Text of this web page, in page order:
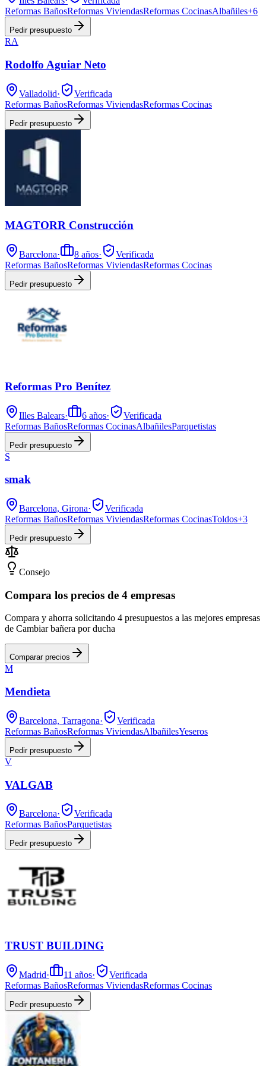
Reformas BañosReformas ViviendasReformas CocinasAlbañiles+6
Pedir presupuesto
RA
Rodolfo Aguiar Neto
Valladolid·
Verificada
Reformas BañosReformas ViviendasReformas Cocinas
Pedir presupuesto
MAGTORR Construcción
Barcelona· 8 años·
Verificada
Reformas BañosReformas ViviendasReformas Cocinas
Pedir presupuesto
Reformas Pro Benítez
Illes Balears· 6 años·
Verificada
Reformas BañosReformas CocinasAlbañilesParquetistas
Pedir presupuesto
S
smak
Barcelona, Girona·
Verificada
Reformas BañosReformas ViviendasReformas CocinasToldos+3
Pedir presupuesto
Consejo
Compara los precios de 4 empresas
Compara y ahorra solicitando 4 presupuestos a las mejores empresas
de Cambiar bañera por ducha
Comparar precios
M
Mendieta
Barcelona, Tarragona·
Verificada
Reformas BañosReformas ViviendasAlbañilesYeseros
Pedir presupuesto
V
VALGAB
Barcelona·
Verificada
Reformas BañosParquetistas
Pedir presupuesto
TRUST BUILDING
Madrid· 11 años·
Verificada
Reformas BañosReformas ViviendasReformas Cocinas
Pedir presupuesto